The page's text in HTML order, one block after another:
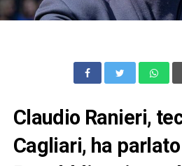
Claudio Ranieri,
Cagliari, ha